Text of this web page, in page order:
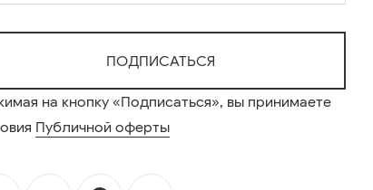
на кнопку «Подписаться», вы принимаете
Публичной оферты